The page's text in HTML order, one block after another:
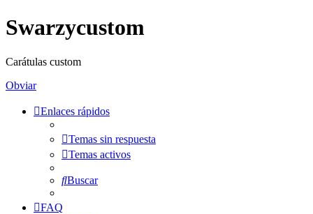
Swarzycustom
Carátulas custom
Obviar
Enlaces rápidos
Temas sin respuesta
Temas activos
Buscar
FAQ